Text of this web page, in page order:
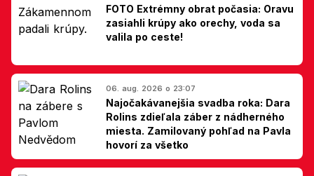
FOTO Extrémny obrat počasia: Oravu
zasiahli krúpy ako orechy, voda sa
valila po ceste!
06. aug. 2026 o 23:07
Najočakávanejšia svadba roka: Dara
Rolins zdieľala záber z nádherného
miesta. Zamilovaný pohľad na Pavla
hovorí za všetko